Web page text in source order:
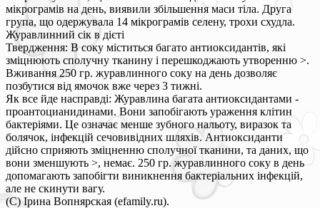
мікрограмів на день, виявили збільшення маси тіла. Друга
група, що одержувала 14 мікрограмів селену, трохи схудла.
Журавлинний сік в дієті
Твердження: В соку міститься багато антиоксидантів, які
зміцнюють сполучну тканину і перешкоджають утворенню >.
Вживання 250 гр. журавлинного соку на день дозволяє
позбутися від ямочок вже через 3 тижні.
Як все йде насправді: Журавлина багата антиоксидантами -
проантоцианидинами. Вони запобігають ураження клітин
бактеріями. Це означає менше зубного нальоту, виразок та
болячок, інфекцій сечовивідних шляхів. Антиоксиданти
дійсно сприяють зміцненню сполучної тканини, та даних, що
вони зменшують >, немає. 250 гр. журавлинного соку в день
допомагають запобігти виникнення бактеріальних інфекцій,
але не скинути вагу.
(C) Ірина Вопнярская (efamily.ru).